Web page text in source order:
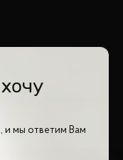
и мы ответим Вам